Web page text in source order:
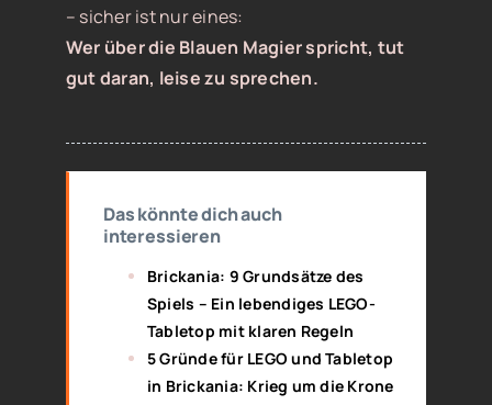
– sicher ist nur eines:
Wer über die Blauen Magier spricht, tut
gut daran, leise zu sprechen.
Das könnte dich auch
interessieren
Brickania: 9 Grundsätze des
Spiels – Ein lebendiges LEGO-
Tabletop mit klaren Regeln
5 Gründe für LEGO und Tabletop
in Brickania: Krieg um die Krone